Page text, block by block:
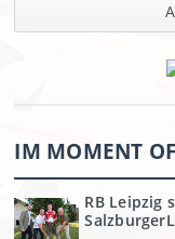
IM MOMENT
RB Leipzig